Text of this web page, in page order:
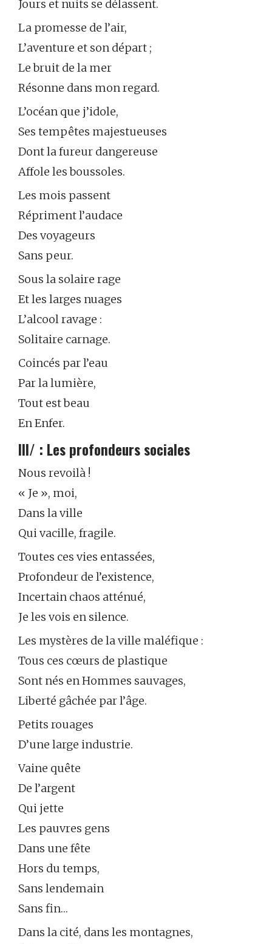
Jours et nuits se délassent.
La promesse de l’air,
L’aventure et son départ ;
Le bruit de la mer
Résonne dans mon regard.
L’océan que j’idole,
Ses tempêtes majestueuses
Dont la fureur dangereuse
Affole les boussoles.
Les mois passent
Répriment l’audace
Des voyageurs
Sans peur.
Sous la solaire rage
Et les larges nuages
L’alcool ravage :
Solitaire carnage.
Coincés par l’eau
Par la lumière,
Tout est beau
En Enfer.
III/ : Les profondeurs sociales
Nous revoilà !
« Je », moi,
Dans la ville
Qui vacille, fragile.
Toutes ces vies entassées,
Profondeur de l’existence,
Incertain chaos atténué,
Je les vois en silence.
Les mystères de la ville maléfique :
Tous ces cœurs de plastique
Sont nés en Hommes sauvages,
Liberté gâchée par l’âge.
Petits rouages
D’une large industrie.
Vaine quête
De l’argent
Qui jette
Les pauvres gens
Dans une fête
Hors du temps,
Sans lendemain
Sans fin…
Dans la cité, dans les montagnes,